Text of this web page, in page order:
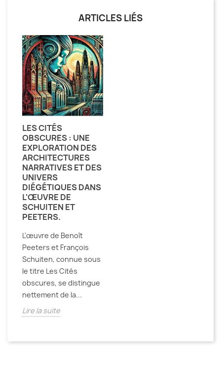
ARTICLES LIÉS
LES CITÉS
OBSCURES : UNE
EXPLORATION DES
ARCHITECTURES
NARRATIVES ET DES
UNIVERS
DIÉGÉTIQUES DANS
L'ŒUVRE DE
SCHUITEN ET
PEETERS.
L'œuvre de Benoît
Peeters et François
Schuiten, connue sous
le titre Les Cités
obscures, se distingue
nettement de la...
Lire la suite